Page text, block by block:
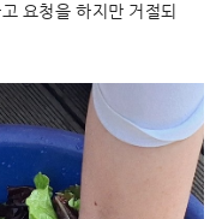
요청을 하지만 거절되